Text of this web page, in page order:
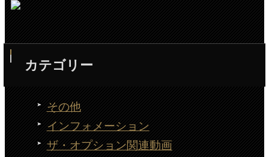
カテゴリー
その他
インフォメーション
ザ・オプション関連動画